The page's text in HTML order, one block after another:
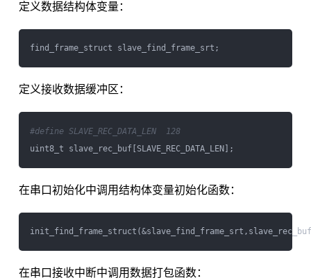
定义数据结构体变量：
定义接收数据缓冲区：
#define SLAVE_REC_DATA_LEN  128
在串口初始化中调用结构体变量初始化函数：
在串口接收中断中调用数据打包函数：